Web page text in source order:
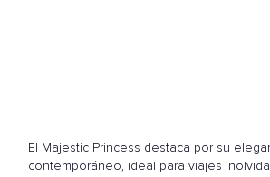
El Majestic Princess destaca por su
contemporáneo, ideal para viajes